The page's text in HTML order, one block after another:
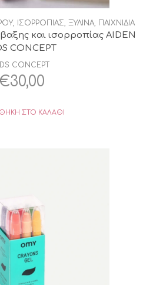
, ΙΣΟΡΡΟΠΙΑΣ, ΞΥΛΙΝΑ, ΠΑΙΧΝΙΔΙΑ
και ισορροπίας AIDEN
CONCEPT
CONCEPT
30,00
ΣΤΟ ΚΑΛΆΘΙ